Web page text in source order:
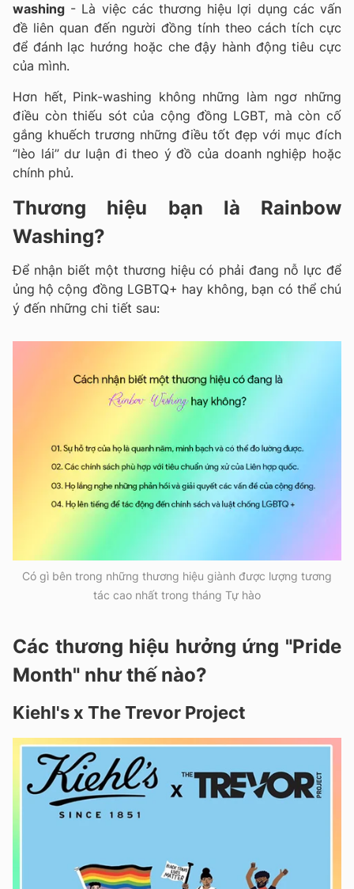
washing - Là việc các thương hiệu lợi dụng các vấn
đề liên quan đến người đồng tính theo cách tích cực
để đánh lạc hướng hoặc che đậy hành động tiêu cực
của mình.
Hơn hết, Pink-washing không những làm ngơ những
điều còn thiếu sót của cộng đồng LGBT, mà còn cố
gắng khuếch trương những điều tốt đẹp với mục đích
“lèo lái” dư luận đi theo ý đồ của doanh nghiệp hoặc
chính phủ.
Thương hiệu bạn là Rainbow
Washing?
Để nhận biết một thương hiệu có phải đang nỗ lực để
ủng hộ cộng đồng LGBTQ+ hay không, bạn có thể chú
ý đến những chi tiết sau:
Có gì bên trong những thương hiệu giành được lượng tương
tác cao nhất trong tháng Tự hào
Các thương hiệu hưởng ứng "Pride
Month" như thế nào?
Kiehl's x The Trevor Project